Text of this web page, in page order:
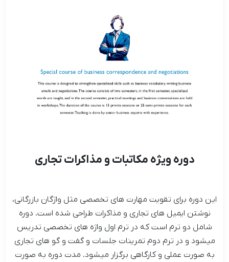
دوره ویژه مکاتبات و مذاکرات تجاری
این دوره برای تقویت مهارت های تخصصی مثل واژگان بازرگانی،
نوشتن ایمیل های تجاری و مذاکرات طراحی شده است. دوره
شامل دو ترم است که در ترم اول واژه های تخصصی تدریس
میشود و در ترم دوم تمرینات جلسات و گفت و گو های تجاری
به صورت عملی و کارگاهی برگزار میشود. مدت دوره به صورت